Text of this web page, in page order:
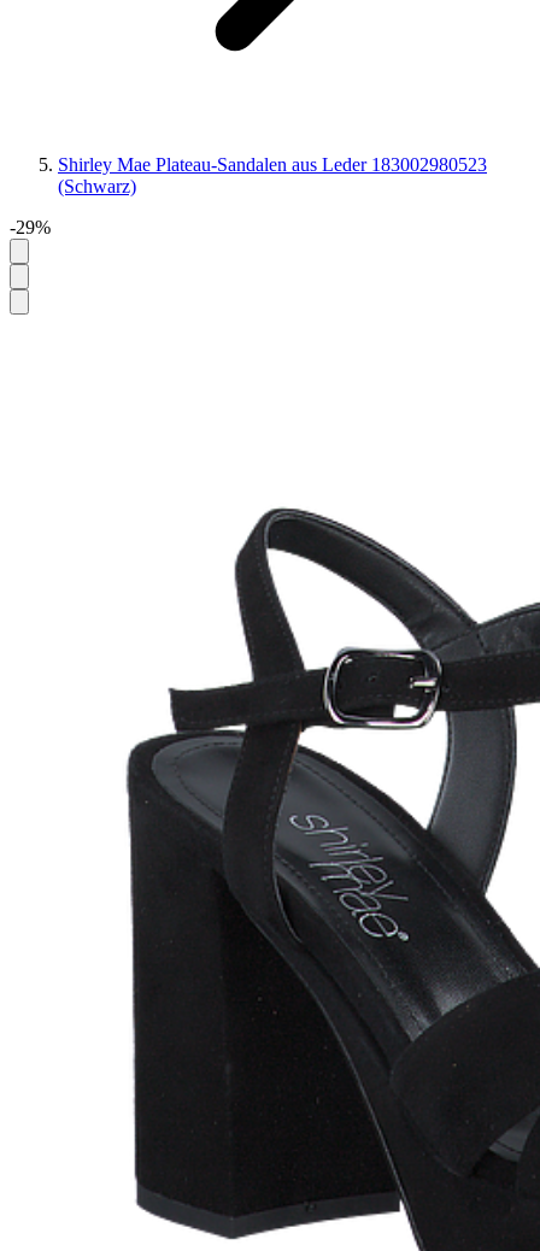
Shirley Mae Plateau-Sandalen aus Leder 183002980523
(Schwarz)
-29%